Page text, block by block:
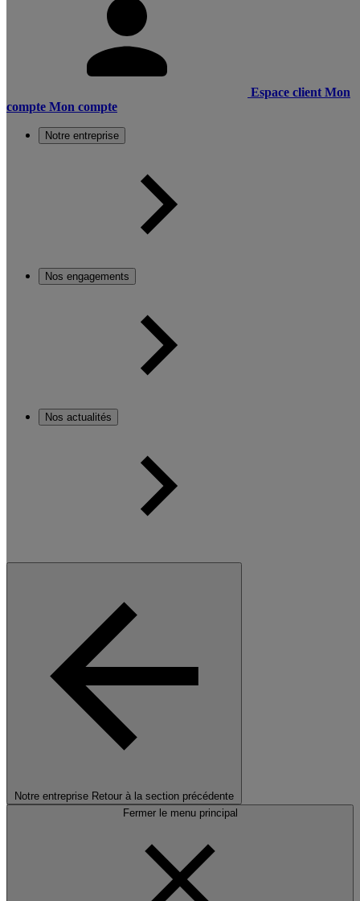
Espace client Mon
compte Mon compte
Notre entreprise
Nos engagements
Nos actualités
Notre entreprise Retour à la section précédente
Fermer le menu principal